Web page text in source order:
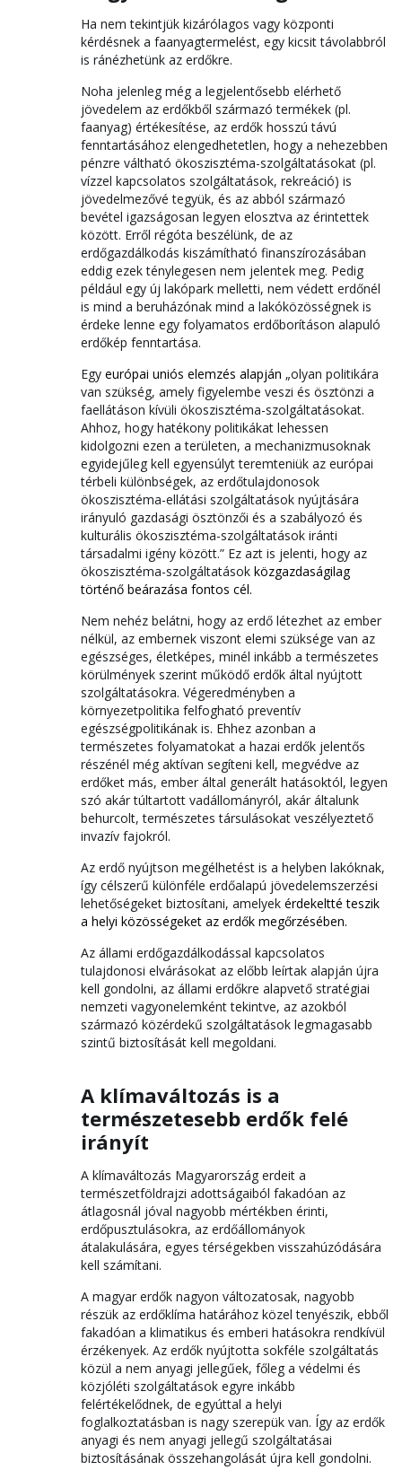
Ha nem tekintjük kizárólagos vagy központi
kérdésnek a faanyagtermelést, egy kicsit távolabbról
is ránézhetünk az erdőkre.
Noha jelenleg még a legjelentősebb elérhető
jövedelem az erdőkből származó termékek (pl.
faanyag) értékesítése, az erdők hosszú távú
fenntartásához elengedhetetlen, hogy a nehezebben
pénzre váltható ökoszisztéma-szolgáltatásokat (pl.
vízzel kapcsolatos szolgáltatások, rekreáció) is
jövedelmezővé tegyük, és az abból származó
bevétel igazságosan legyen elosztva az érintettek
között. Erről régóta beszélünk, de az
erdőgazdálkodás kiszámítható finanszírozásában
eddig ezek ténylegesen nem jelentek meg. Pedig
például egy új lakópark melletti, nem védett erdőnél
is mind a beruházónak mind a lakóközösségnek is
érdeke lenne egy folyamatos erdőborításon alapuló
erdőkép fenntartása.
Egy európai uniós elemzés alapján „olyan politikára
van szükség, amely figyelembe veszi és ösztönzi a
faellátáson kívüli ökoszisztéma-szolgáltatásokat.
Ahhoz, hogy hatékony politikákat lehessen
kidolgozni ezen a területen, a mechanizmusoknak
egyidejűleg kell egyensúlyt teremteniük az európai
térbeli különbségek, az erdőtulajdonosok
ökoszisztéma-ellátási szolgáltatások nyújtására
irányuló gazdasági ösztönzői és a szabályozó és
kulturális ökoszisztéma-szolgáltatások iránti
társadalmi igény között.” Ez azt is jelenti, hogy az
ökoszisztéma-szolgáltatások közgazdaságilag
történő beárazása fontos cél.
Nem nehéz belátni, hogy az erdő létezhet az ember
nélkül, az embernek viszont elemi szüksége van az
egészséges, életképes, minél inkább a természetes
körülmények szerint működő erdők által nyújtott
szolgáltatásokra. Végeredményben a
környezetpolitika felfogható preventív
egészségpolitikának is. Ehhez azonban a
természetes folyamatokat a hazai erdők jelentős
részénél még aktívan segíteni kell, megvédve az
erdőket más, ember által generált hatásoktól, legyen
szó akár túltartott vadállományról, akár általunk
behurcolt, természetes társulásokat veszélyeztető
invazív fajokról.
Az erdő nyújtson megélhetést is a helyben lakóknak,
így célszerű különféle erdőalapú jövedelemszerzési
lehetőségeket biztosítani, amelyek érdekeltté teszik
a helyi közösségeket az erdők megőrzésében.
Az állami erdőgazdálkodással kapcsolatos
tulajdonosi elvárásokat az előbb leírtak alapján újra
kell gondolni, az állami erdőkre alapvető stratégiai
nemzeti vagyonelemként tekintve, az azokból
származó közérdekű szolgáltatások legmagasabb
szintű biztosítását kell megoldani.
A klímaváltozás is a
természetesebb erdők felé
irányít
A klímaváltozás Magyarország erdeit a
természetföldrajzi adottságaiból fakadóan az
átlagosnál jóval nagyobb mértékben érinti,
erdőpusztulásokra, az erdőállományok
átalakulására, egyes térségekben visszahúzódására
kell számítani.
A magyar erdők nagyon változatosak, nagyobb
részük az erdőklíma határához közel tenyészik, ebből
fakadóan a klimatikus és emberi hatásokra rendkívül
érzékenyek. Az erdők nyújtotta sokféle szolgáltatás
közül a nem anyagi jellegűek, főleg a védelmi és
közjóléti szolgáltatások egyre inkább
felértékelődnek, de egyúttal a helyi
foglalkoztatásban is nagy szerepük van. Így az erdők
anyagi és nem anyagi jellegű szolgáltatásai
biztosításának összehangolását újra kell gondolni.